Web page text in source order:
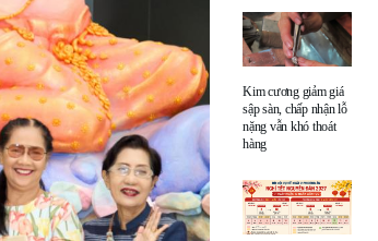
Kim cương giảm giá
sập sàn, chấp nhận lỗ
nặng vẫn khó thoát
hàng